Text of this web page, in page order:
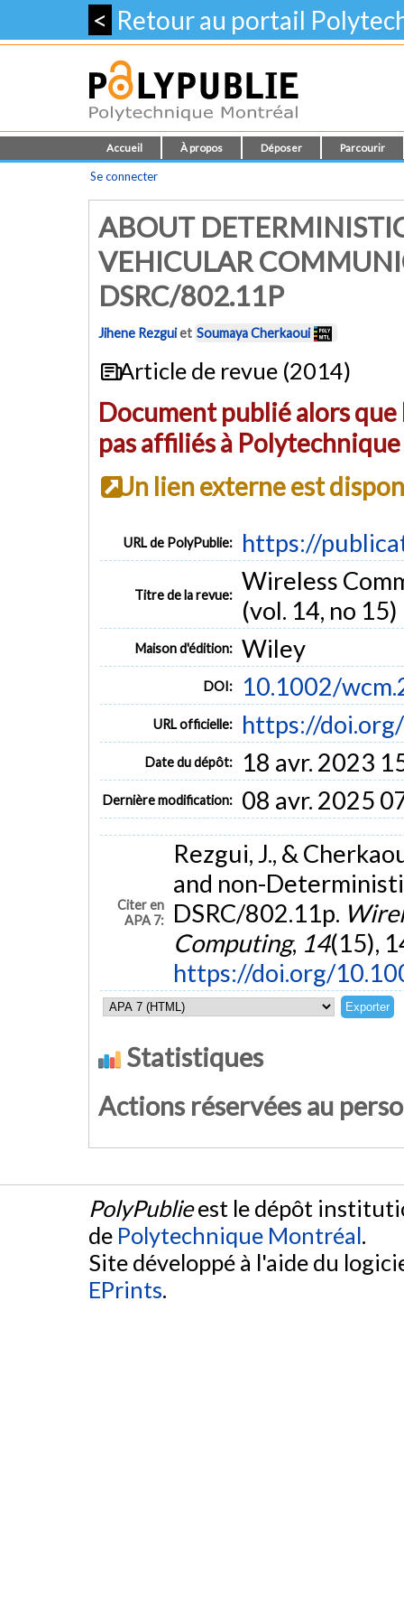
< Retour au portail
Accueil À propos Déposer Parcourir
Se connecter
ABOUT
VEHICULAR
DSRC/802.11P
Jihene Rezguiet Soumaya Cherkaoui
Article de revue (2014)
Document publié alors
pas affiliés à
Un lien externe est
URL de PolyPublie: https://
Titre de la revue: Wireless
(vol. 14, no 15)
Maison d'édition: Wiley
DOI: 10.1002/
URL officielle: https://
Date du dépôt: 18 avr. 2023
Dernière modification: 08 avr. 2025
Citer en
APA 7:
Rezgui, J., &
and non-
DSRC/802.11p.
Computing, 14(15),
https://doi.org/
Statistiques
Actions réservées au
PolyPublieest le dépôt
de Polytechnique Montréal.
Site développé à l'aide du
EPrints.